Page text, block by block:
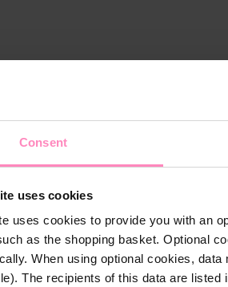
Consent
uses cookies
uses cookies to provide you with an
as the shopping basket. Optional
When using optional cookies,
The recipients of this data are
Tipps